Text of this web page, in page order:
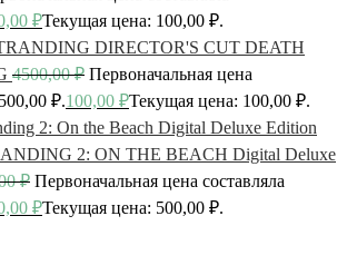
₽Текущая цена: 100,00 ₽.
DEATH
4500,00₽ Первоначальная цена
₽.100,00 ₽Текущая цена: 100,00 ₽.
2: ON THE BEACH Digital Deluxe
₽ Первоначальная цена составляла
₽Текущая цена: 500,00 ₽.